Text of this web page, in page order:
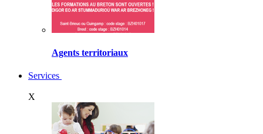
Agents territoriaux
Services
X